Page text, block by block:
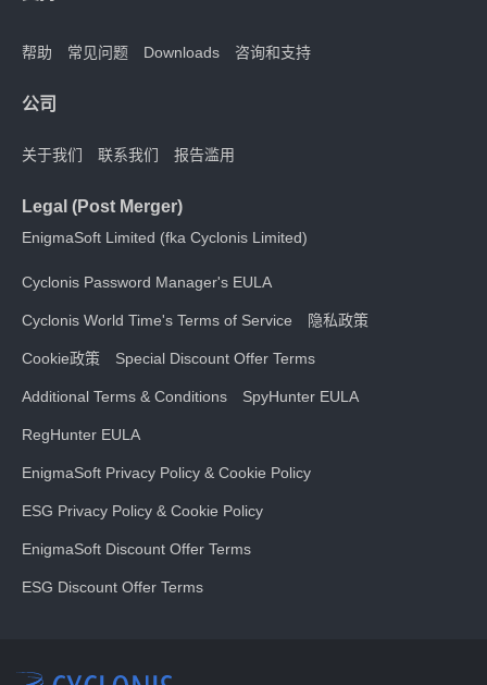
帮助 常见问题 Downloads 咨询和支持
公司
关于我们 联系我们 报告滥用
Legal (Post Merger)
EnigmaSoft Limited (fka Cyclonis Limited)
Cyclonis Password Manager's EULA
Cyclonis World Time's Terms of Service 隐私政策
Cookie政策 Special Discount Offer Terms
Additional Terms & Conditions SpyHunter EULA
RegHunter EULA
EnigmaSoft Privacy Policy & Cookie Policy
ESG Privacy Policy & Cookie Policy
EnigmaSoft Discount Offer Terms
ESG Discount Offer Terms